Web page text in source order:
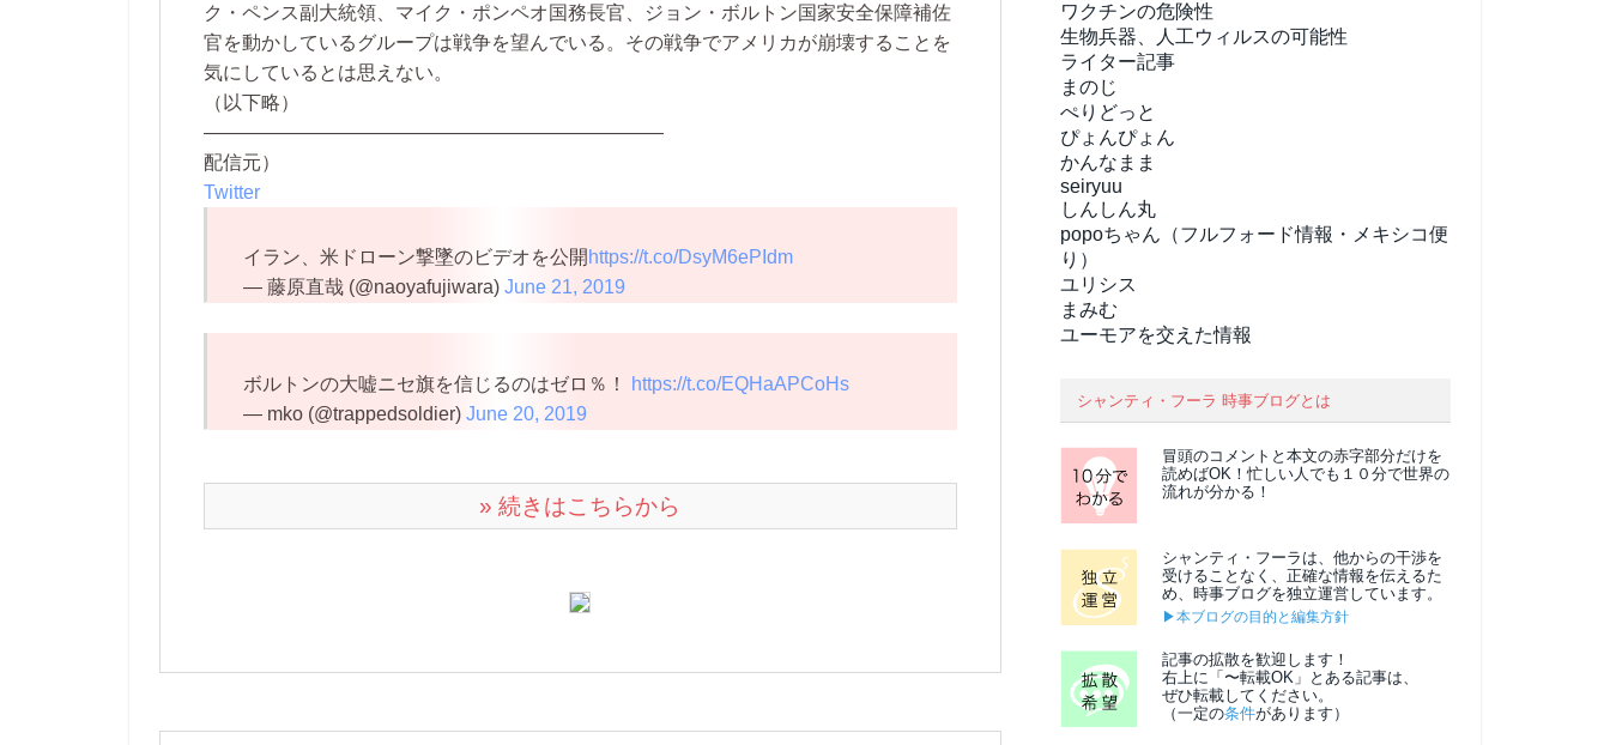
ク・ペンス副大統領、マイク・ポンペオ国務長官、ジョン・ボルトン国家安全保障補佐
官を動かしているグループは戦争を望んでいる。その戦争でアメリカが崩壊することを
気にしているとは思えない。
（以下略）
————————————————————————
配信元）
Twitter
イラン、米ドローン撃墜のビデオを公開 https://t.co/DsyM6ePIdm
— 藤原直哉 (@naoyafujiwara) June 21, 2019
ボルトンの大嘘ニセ旗を信じるのはゼロ％！
https://t.co/EQHaAPCoHs
— mko (@trappedsoldier) June 20, 2019
» 続きはこちらから
ワクチンの危険性
生物兵器、人工ウィルスの可能性
ライター記事
まのじ
ぺりどっと
ぴょんぴょん
かんなまま
seiryuu
しんしん丸
popoちゃん（フルフォード情報・メキシコ便
り）
ユリシス
まみむ
ユーモアを交えた情報
シャンティ・フーラ 時事ブログとは
冒頭のコメントと本文の赤字部分だけを
読めばOK！忙しい人でも１０分で世界の
流れが分かる！
シャンティ・フーラは、他からの干渉を
受けることなく、正確な情報を伝えるた
め、時事ブログを独立運営しています。
▶本ブログの目的と編集方針
記事の拡散を歓迎します！
右上に「〜転載OK」とある記事は、
ぜひ転載してください。
（一定の条件があります）